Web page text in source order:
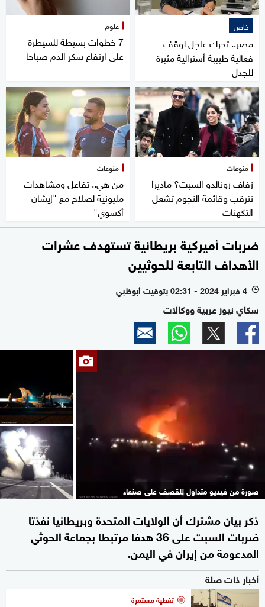
خاص
مصر.. تحرك عاجل لوقف
فعالية طبيبة أسترالية مثيرة
للجدل
علوم
7 خطوات بسيطة للسيطرة
على ارتفاع سكر الدم صباحا
منوعات
زفاف رونالدو السبت؟ ماديرا
تترقب وقائمة النجوم تشعل
التكهنات
منوعات
من هي.. تفاعل ومشاهدات
مليونية لصلاح مع "إيشان
أكسوي"
ضربات أميركية بريطانية تستهدف عشرات
الأهداف التابعة للحوثيين
l 4 فبراير 2024 - 02:31 بتوقيت أبوظبي
سكاي نيوز عربية ووكالات
صورة من فيديو متداول للقصف على صنعاء
ذكر بيان مشترك أن الولايات المتحدة وبريطانيا نفذتا
ضربات السبت على 36 هدفا مرتبطا بجماعة الحوثي
المدعومة من إيران في اليمن.
أخبار ذات صلة
تغطية مستمرة